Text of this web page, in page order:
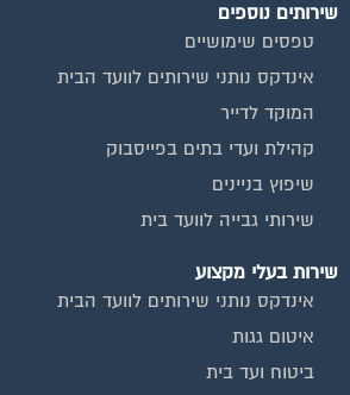
שירותים נוספים
טפסים שימושיים
אינדקס נותני שירותים לוועד הבית
המוקד לדייר
קהילת ועדי בתים בפייסבוק
שיפוץ בניינים
שירותי גבייה לוועד בית
שירות בעלי מקצוע
אינדקס נותני שירותים לוועד הבית
איטום גגות
ביטוח ועד בית